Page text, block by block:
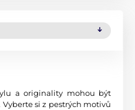
a originality mohou být
si z pestrých motivů